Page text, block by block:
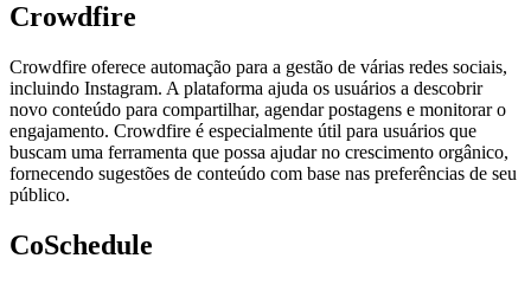
Crowdfire
Crowdfire oferece automação para a gestão de várias redes sociais,
incluindo Instagram. A plataforma ajuda os usuários a descobrir
novo conteúdo para compartilhar, agendar postagens e monitorar o
engajamento. Crowdfire é especialmente útil para usuários que
buscam uma ferramenta que possa ajudar no crescimento orgânico,
fornecendo sugestões de conteúdo com base nas preferências de seu
público.
CoSchedule